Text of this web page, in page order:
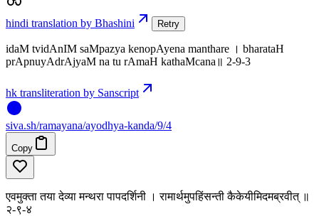
hindi translation by Bhashini Retry
idaM tvidAnIM saMpazya kenopAyena manthare । bharataH
prApnuyAdrAjyaM na tu rAmaH kathaMcana॥ 2-9-3
hk transliteration by Sanscript
siva.sh/ramayana/ayodhya-kanda/9/4
Copy
एवमुक्ता तया देव्या मन्थरा पापदर्शिनी । रामार्थमुपहिंसन्ती कैकेयीमिदमब्रवीत् ॥
२-९-४